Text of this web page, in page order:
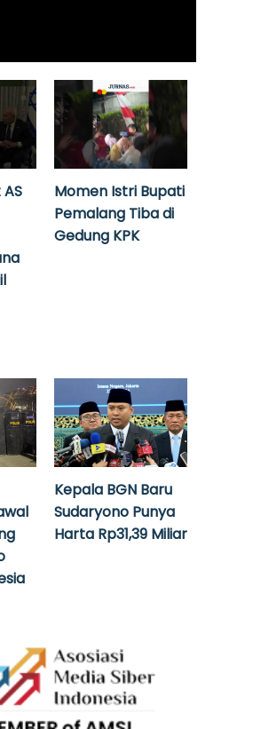
Momen Istri Bupati
Pemalang Tiba di
Gedung KPK
Kepala BGN Baru
Sudaryono Punya
Harta Rp31,39 Miliar